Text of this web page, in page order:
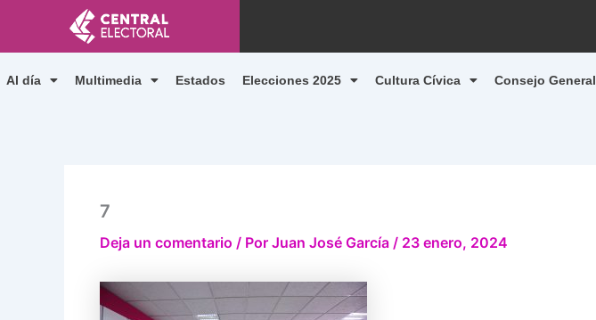
contenido
Al día Multimedia Estados Elecciones 2025 Cultura Cívica Consejo General
7
Deja un comentario / Por Juan José García / 23 enero, 2024